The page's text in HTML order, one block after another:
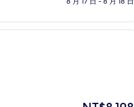
NT$14,533
現